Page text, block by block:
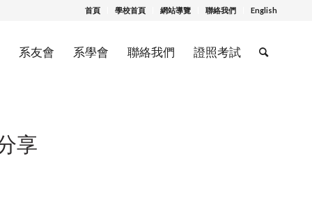
首頁 學校首頁 網站導覽 聯絡我們 English
系友會 系學會 聯絡我們 證照考試
享